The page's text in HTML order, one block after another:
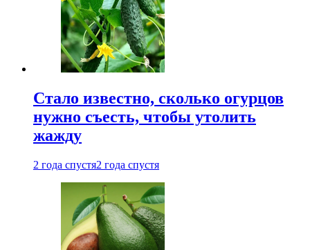
Стало известно, сколько огурцов
нужно съесть, чтобы утолить
жажду
2 года спустя2 года спустя